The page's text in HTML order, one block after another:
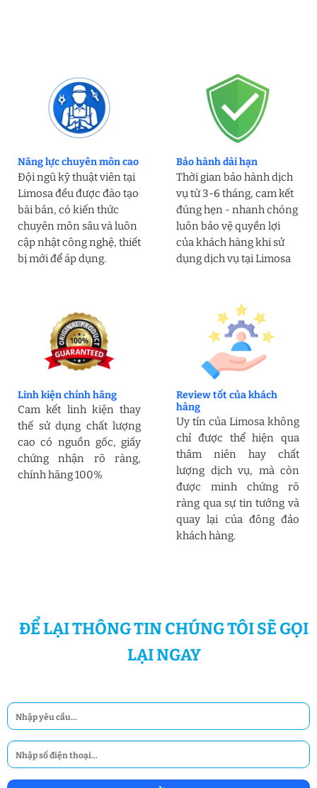
Năng lực chuyên môn cao
Đội ngũ kỹ thuật viên tại
Limosa đều được đào tạo
bài bản, có kiến thức
chuyên môn sâu và luôn
cập nhật công nghệ, thiết
bị mới để áp dụng.
Bảo hành dài hạn
Thời gian bảo hành dịch
vụ từ 3-6 tháng, cam kết
đúng hẹn - nhanh chóng
luôn bảo vệ quyền lợi
của khách hàng khi sử
dụng dịch vụ tại Limosa
Linh kiện chính hãng
Cam kết linh kiện thay
thế sử dụng chất lượng
cao có nguồn gốc, giấy
chứng nhận rõ ràng,
chính hãng 100%
Review tốt của khách
hàng
Uy tín của Limosa không
chỉ được thể hiện qua
thâm niên hay chất
lượng dịch vụ, mà còn
được minh chứng rõ
ràng qua sự tin tưởng và
quay lại của đông đảo
khách hàng.
ĐỂ LẠI THÔNG TIN CHÚNG TÔI SẼ GỌI
LẠI NGAY